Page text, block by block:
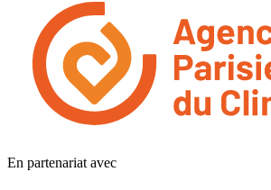
En partenariat avec